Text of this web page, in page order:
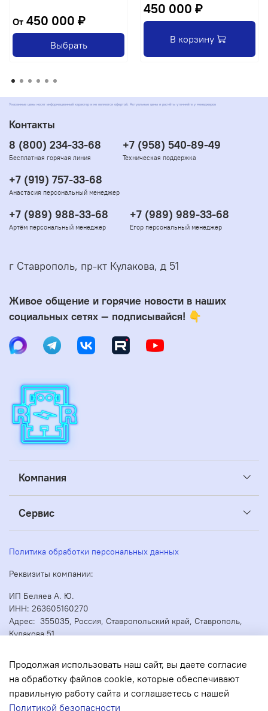
От450 000 ₽
Выбрать
450 000 ₽
В корзину
Указанные цены носят информационный характер и не являются офертой. Актуальные цены и расчёты уточняйте у менеджеров
Компания
Сервис
Контакты
8 (800) 234-33-68
Бесплатная горячая линия
+7 (958) 540-89-49
Техническая поддержка
+7 (919) 757-33-68
Анастасия персональный менеджер
+7 (989) 988-33-68
Артём персональный менеджер
+7 (989) 989-33-68
Егор персональный менеджер
г Ставрополь, пр-кт Кулакова, д 51
Живое общение и горячие новости в наших
социальных сетях — подписывайся! 👇
Политика обработки персональных данных
Реквизиты компании:
ИП Беляев А. Ю.
ИНН: 263605160270
Адрес: 355035, Россия, Ставропольский край, Ставрополь,
Кулакова 51
Продолжая использовать наш сайт, вы даете согласие
на обработку файлов cookie, которые обеспечивают
правильную работу сайта и соглашаетесь с нашей
Политикой безопасности